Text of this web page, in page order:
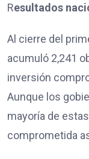
Resultados
Al cierre del
acumuló 2,241
inversión
Aunque los
mayoría de
comprometida